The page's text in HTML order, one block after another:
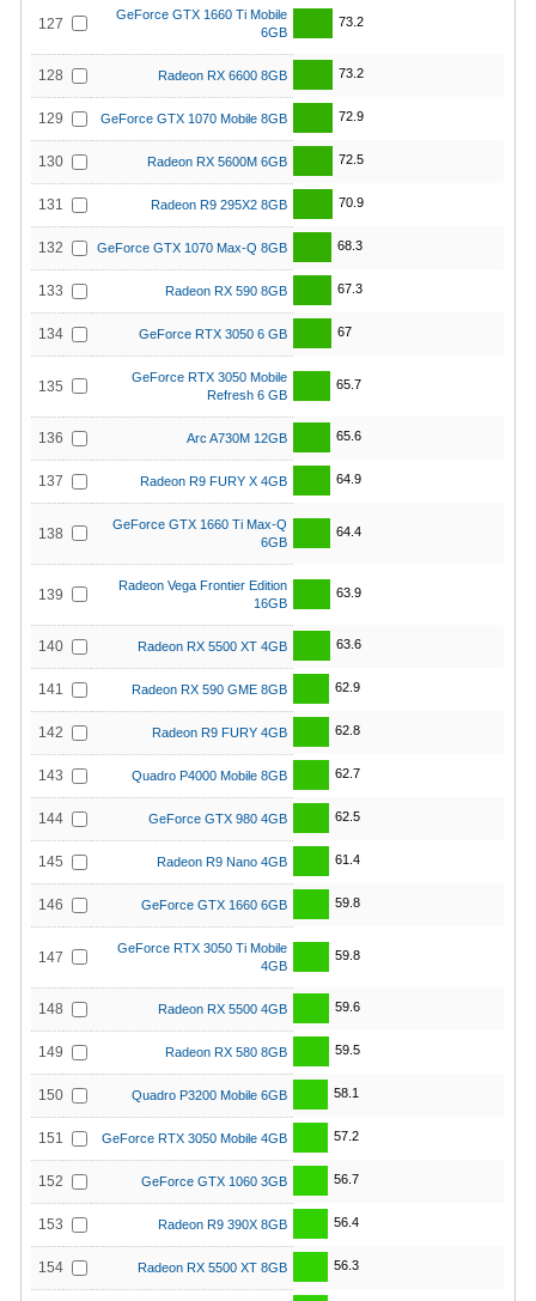
127
GeForce GTX 1660 Ti Mobile
6GB
73.2
128 Radeon RX 6600 8GB 73.2
129 GeForce GTX 1070 Mobile 8GB 72.9
130 Radeon RX 5600M 6GB 72.5
131 Radeon R9 295X2 8GB 70.9
132 GeForce GTX 1070 Max-Q 8GB 68.3
133 Radeon RX 590 8GB 67.3
134 GeForce RTX 3050 6 GB 67
135
GeForce RTX 3050 Mobile
Refresh 6 GB
65.7
136 Arc A730M 12GB 65.6
137 Radeon R9 FURY X 4GB 64.9
138
GeForce GTX 1660 Ti Max-Q
6GB
64.4
139
Radeon Vega Frontier Edition
16GB
63.9
140 Radeon RX 5500 XT 4GB 63.6
141 Radeon RX 590 GME 8GB 62.9
142 Radeon R9 FURY 4GB 62.8
143 Quadro P4000 Mobile 8GB 62.7
144 GeForce GTX 980 4GB 62.5
145 Radeon R9 Nano 4GB 61.4
146 GeForce GTX 1660 6GB 59.8
147
GeForce RTX 3050 Ti Mobile
4GB
59.8
148 Radeon RX 5500 4GB 59.6
149 Radeon RX 580 8GB 59.5
150 Quadro P3200 Mobile 6GB 58.1
151 GeForce RTX 3050 Mobile 4GB 57.2
152 GeForce GTX 1060 3GB 56.7
153 Radeon R9 390X 8GB 56.4
154 Radeon RX 5500 XT 8GB 56.3